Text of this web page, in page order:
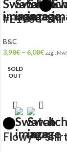
#E190 T-
B&C
3,98€ – 6,08€ zzgl.
SOLD
OUT
Flowy T-